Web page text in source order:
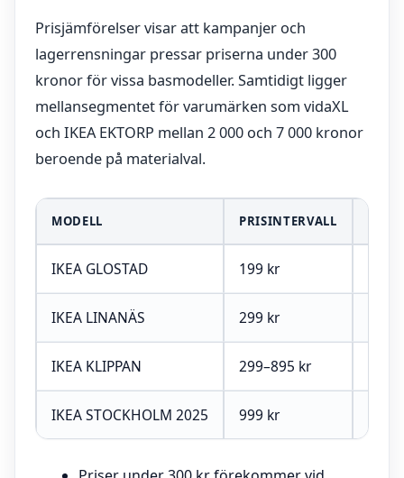
Prisjämförelser visar att kampanjer och
lagerrensningar pressar priserna under 300
kronor för vissa basmodeller. Samtidigt ligger
mellansegmentet för varumärken som vidaXL
och IKEA EKTORP mellan 2 000 och 7 000 kronor
beroende på materialval.
MODELL PRISINTERVALL
IKEA GLOSTAD 199 kr
IKEA LINANÄS 299 kr
IKEA KLIPPAN 299–895 kr
IKEA STOCKHOLM 2025 999 kr